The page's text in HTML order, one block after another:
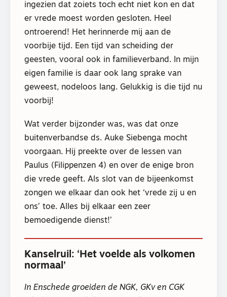
ingezien dat zoiets toch echt niet kon en dat
er vrede moest worden gesloten. Heel
ontroerend! Het herinnerde mij aan de
voorbije tijd. Een tijd van scheiding der
geesten, vooral ook in familieverband. In mijn
eigen familie is daar ook lang sprake van
geweest, nodeloos lang. Gelukkig is die tijd nu
voorbij!
Wat verder bijzonder was, was dat onze
buitenverbandse ds. Auke Siebenga mocht
voorgaan. Hij preekte over de lessen van
Paulus (Filippenzen 4) en over de enige bron
die vrede geeft. Als slot van de bijeenkomst
zongen we elkaar dan ook het ‘vrede zij u en
ons’ toe. Alles bij elkaar een zeer
bemoedigende dienst!’
Kanselruil: ‘Het voelde als volkomen
normaal’
In Enschede groeiden de NGK, GKv en CGK